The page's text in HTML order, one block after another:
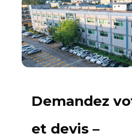
Demandez
et devis –